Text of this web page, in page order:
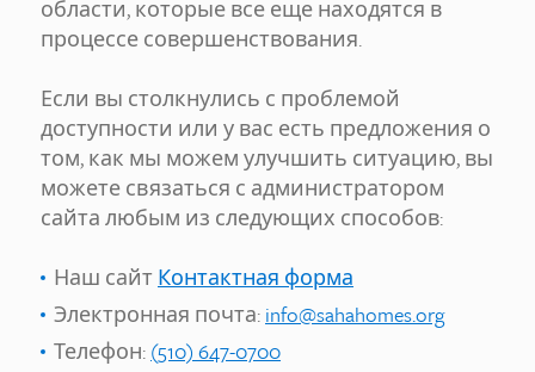
области, которые все еще находятся в
процессе совершенствования.
Если вы столкнулись с проблемой
доступности или у вас есть предложения о
том, как мы можем улучшить ситуацию, вы
можете связаться с администратором
сайта любым из следующих способов:
Наш сайт Контактная форма
Электронная почта: info@sahahomes.org
Телефон: (510) 647-0700